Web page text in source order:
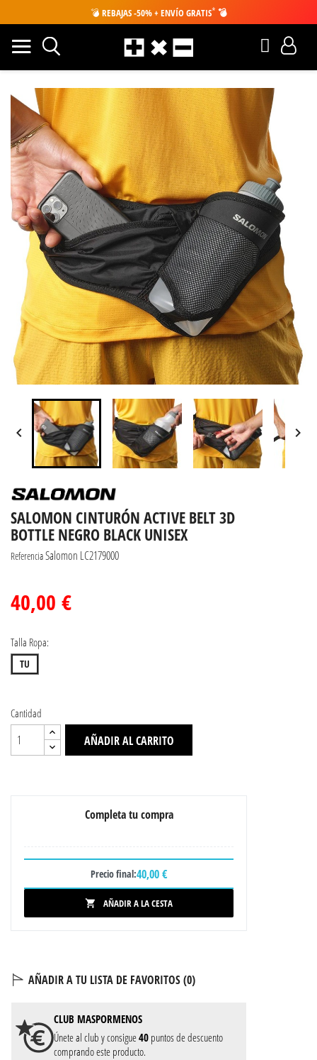
💣 REBAJAS -50% + ENVÍO GRATIS* 💣
 
SALOMON CINTURÓN ACTIVE BELT 3D
BOTTLE NEGRO BLACK UNISEX
ReferenciaSalomon LC2179000
40,00 €
Talla Ropa:
TU
Cantidad
AÑADIR AL CARRITO
Completa tu compra
Precio final:40,00 €
 AÑADIR A LA CESTA
AÑADIR A TU LISTA DE FAVORITOS (0)
CLUB MASPORMENOS
Únete al club y consigue40 puntos de descuento
comprando este producto.